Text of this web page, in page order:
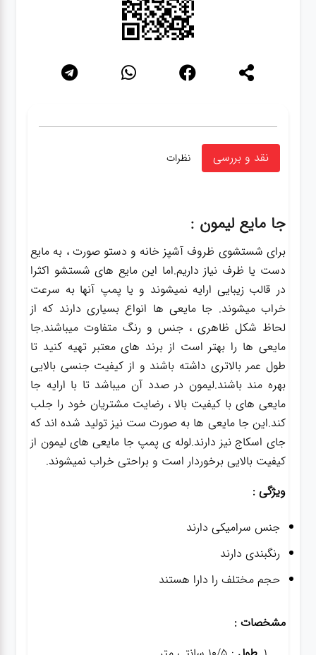
نقد و بررسی نظرات
جا مایع لیمون :
برای شستشوی ظروف آشپز خانه و دستو صورت ، به مایع
دست یا ظرف نیاز داریم.اما این مایع های شستشو اکثرا
در قالب زیبایی ارایه نمیشوند و یا پمپ آنها به سرعت
خراب میشوند. جا مایعی ها انواع بسیاری دارند که از
لحاظ شکل ظاهری ، جنس و رنگ متفاوت میباشند.جا
مایعی ها را بهتر است از برند های معتبر تهیه کنید تا
طول عمر بالاتری داشته باشند و از کیفیت جنسی بالایی
بهره مند باشند.لیمون در صدد آن میباشد تا با ارایه جا
مایعی های با کیفیت بالا ، رضایت مشتریان خود را جلب
کند.این جا مایعی ها به صورت ست نیز تولید شده اند که
جای اسکاج نیز دارند.لوله ی پمپ جا مایعی های لیمون از
کیفیت بالایی برخوردار است و براحتی خراب نمیشوند.
ویژگی :
جنس سرامیکی دارند
رنگبندی دارند
حجم مختلف را دارا هستند
مشخصات :